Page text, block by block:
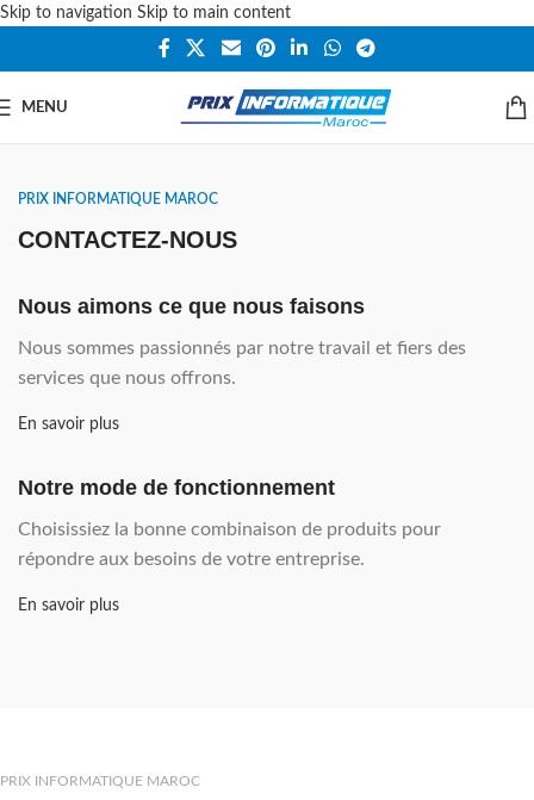
Skip to navigation Skip to main content
MENU
PRIX INFORMATIQUE MAROC
CONTACTEZ-NOUS
Nous aimons ce que nous faisons
Nous sommes passionnés par notre travail et fiers des
services que nous offrons.
En savoir plus
Notre mode de fonctionnement
Choisissiez la bonne combinaison de produits pour
répondre aux besoins de votre entreprise.
En savoir plus
PRIX INFORMATIQUE MAROC